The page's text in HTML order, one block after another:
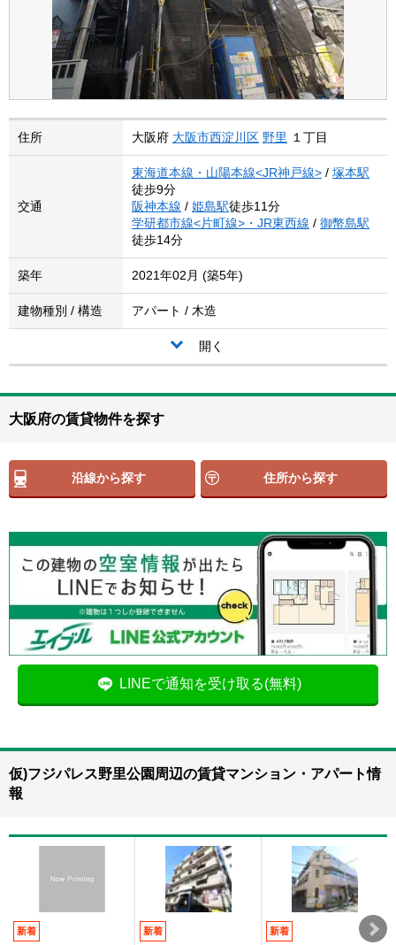
住所 大阪府 大阪市西淀川区 野里 １丁目
交通
東海道本線・山陽本線<JR神戸線> / 塚本駅
徒歩9分
阪神本線 / 姫島駅徒歩11分
学研都市線<片町線>・JR東西線 / 御幣島駅
徒歩14分
築年 2021年02月 (築5年)
建物種別 / 構造 アパート / 木造
開く
大阪府の賃貸物件を探す
沿線から探す 住所から探す
LINEで通知を受け取る(無料)
仮)フジパレス野里公園周辺の賃貸マンション・アパート情
報
新着 新着 新着